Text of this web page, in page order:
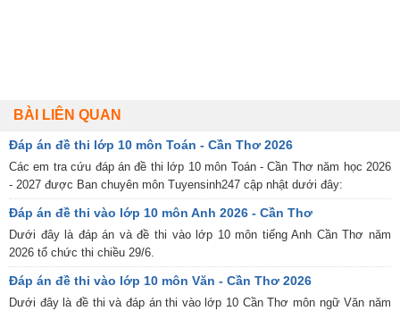
BÀI LIÊN QUAN
Đáp án đề thi lớp 10 môn Toán - Cần Thơ 2026
Các em tra cứu đáp án đề thi lớp 10 môn Toán - Cần Thơ năm học 2026
- 2027 được Ban chuyên môn Tuyensinh247 cập nhật dưới đây:
Đáp án đề thi vào lớp 10 môn Anh 2026 - Cần Thơ
Dưới đây là đáp án và đề thi vào lớp 10 môn tiếng Anh Cần Thơ năm
2026 tổ chức thi chiều 29/6.
Đáp án đề thi vào lớp 10 môn Văn - Cần Thơ 2026
Dưới đây là đề thi và đáp án thi vào lớp 10 Cần Thơ môn ngữ Văn năm